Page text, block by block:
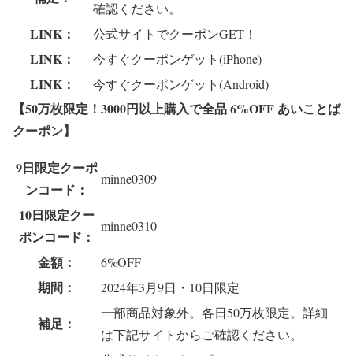
確認ください。
LINK： 公式サイトでクーポンGET！
LINK： 今すぐクーポンゲット(iPhone)
LINK： 今すぐクーポンゲット(Android)
【50万枚限定！3000円以上購入で全品 6%OFF あいことば
クーポン】
9日限定クーポ
ンコード：
minne0309
10日限定クー
ポンコード：
minne0310
金額： 6%OFF
期間： 2024年3月9日・10日限定
補足：
一部商品対象外。各日50万枚限定。詳細
は下記サイトからご確認ください。